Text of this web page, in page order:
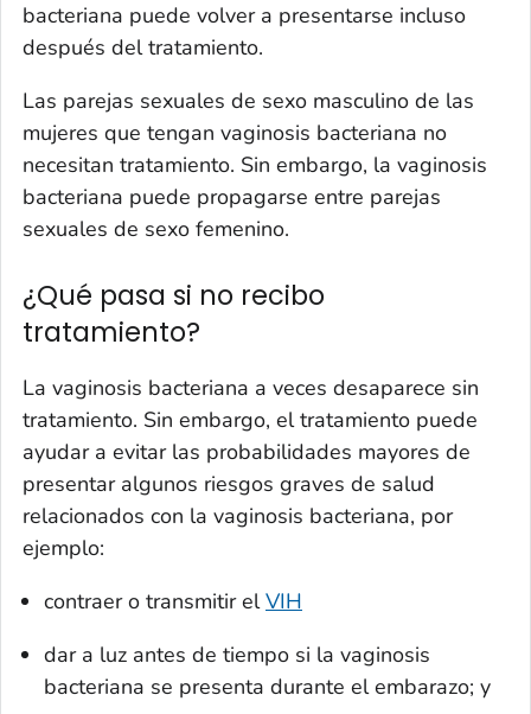
bacteriana puede volver a presentarse incluso
después del tratamiento.
Las parejas sexuales de sexo masculino de las
mujeres que tengan vaginosis bacteriana no
necesitan tratamiento. Sin embargo, la vaginosis
bacteriana puede propagarse entre parejas
sexuales de sexo femenino.
¿Qué pasa si no recibo
tratamiento?
La vaginosis bacteriana a veces desaparece sin
tratamiento. Sin embargo, el tratamiento puede
ayudar a evitar las probabilidades mayores de
presentar algunos riesgos graves de salud
relacionados con la vaginosis bacteriana, por
ejemplo:
contraer o transmitir elVIH
dar a luz antes de tiempo si la vaginosis
bacteriana se presenta durante el embarazo; y